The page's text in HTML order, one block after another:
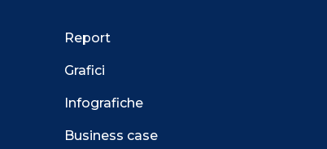
Report
Grafici
Infografiche
Business case